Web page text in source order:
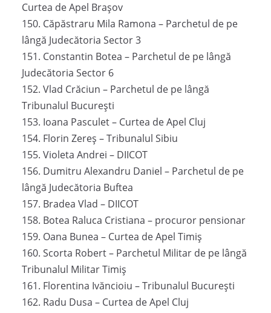
Curtea de Apel Brașov
150. Căpăstraru Mila Ramona – Parchetul de pe
lângă Judecătoria Sector 3
151. Constantin Botea – Parchetul de pe lângă
Judecătoria Sector 6
152. Vlad Crăciun – Parchetul de pe lângă
Tribunalul București
153. Ioana Pasculet – Curtea de Apel Cluj
154. Florin Zereș – Tribunalul Sibiu
155. Violeta Andrei – DIICOT
156. Dumitru Alexandru Daniel – Parchetul de pe
lângă Judecătoria Buftea
157. Bradea Vlad – DIICOT
158. Botea Raluca Cristiana – procuror pensionar
159. Oana Bunea – Curtea de Apel Timiș
160. Scorta Robert – Parchetul Militar de pe lângă
Tribunalul Militar Timiș
161. Florentina Ivăncioiu – Tribunalul București
162. Radu Dusa – Curtea de Apel Cluj